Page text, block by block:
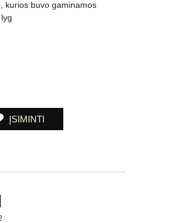
kurios buvo gaminamos
ĮSIMINTI